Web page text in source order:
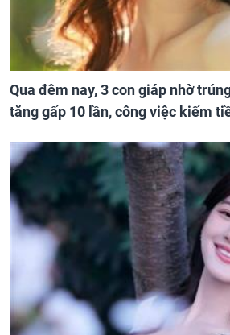
Qua đêm nay, 3 con giáp nhờ
tăng gấp 10 lần, công việc kiếm